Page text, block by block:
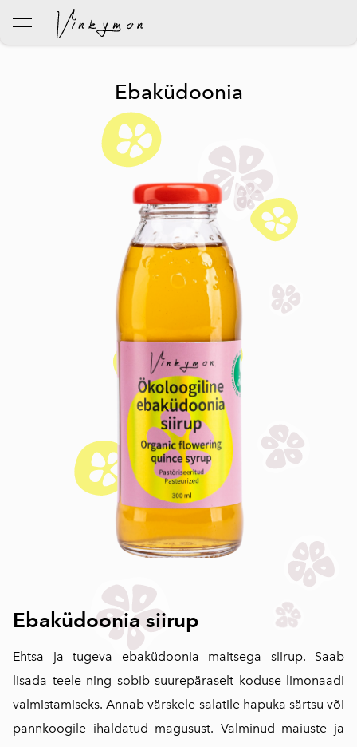
lisati ostukorvi.
Ebaküdoonia
Ebaküdoonia siirup
Ehtsa ja tugeva ebaküdoonia maitsega siirup. Saab
lisada teele ning sobib suurepäraselt koduse limonaadi
valmistamiseks. Annab värskele salatile hapuka särtsu või
pannkoogile ihaldatud magusust. Valminud maiuste ja